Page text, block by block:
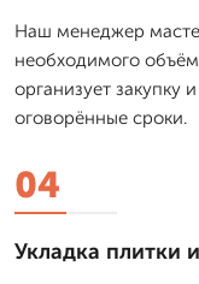
Наш менеджер
необходимого
организует закупку
оговорённые сроки.
04
Укладка плитки